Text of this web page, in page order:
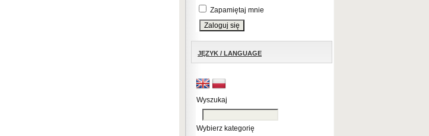
Zapamiętaj mnie
JĘZYK / LANGUAGE
Wyszukaj
Wybierz kategorię